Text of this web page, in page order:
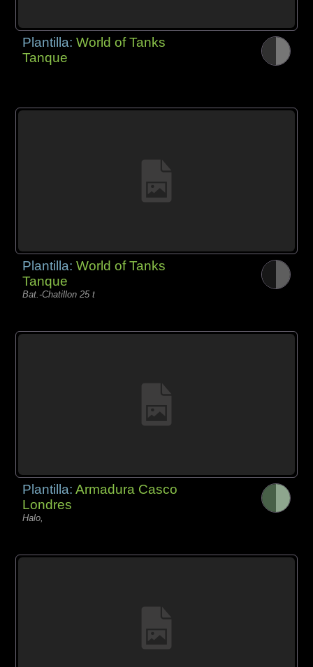
Plantilla:World of Tanks
Tanque
Plantilla:World of Tanks
Tanque
Bat.-Chatillon 25 t
Plantilla:Armadura Casco
Londres
Halo,